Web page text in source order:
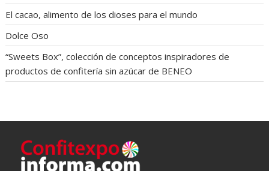
El cacao, alimento de los dioses para el mundo
Dolce Oso
“Sweets Box”, colección de conceptos inspiradores de
productos de confitería sin azúcar de BENEO